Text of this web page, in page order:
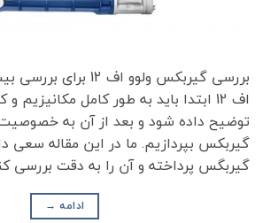
بررسی گیربکس ولوو اف
اف 12 ابتدا باید به طور کامل
توضیح داده شود و بعد از آن به خصوصیت
گیربکس بپردازیم. ما در این مقاله سعی
گیربگس پرداخته و آن را به دقت بررسی
ادامه →